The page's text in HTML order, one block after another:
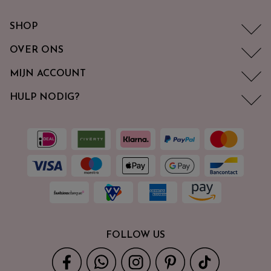
SHOP
OVER ONS
MIJN ACCOUNT
HULP NODIG?
FOLLOW US